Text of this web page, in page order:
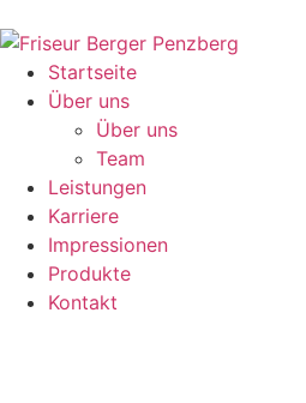
Startseite
Über uns
Über uns
Team
Leistungen
Karriere
Impressionen
Produkte
Kontakt